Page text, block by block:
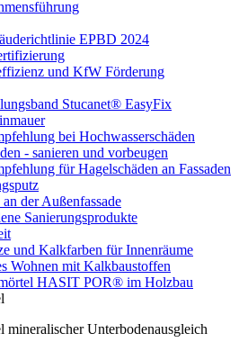
EPBD 2024
und KfW Förderung
Stucanet® EasyFix
bei Hochwasserschäden
- sanieren und vorbeugen
für Hagelschäden an Fassaden
an der Außenfassade
Sanierungsprodukte
und Kalkfarben für Innenräume
Wohnen mit Kalkbaustoffen
HASIT POR® im Holzbau
Unterbodenausgleich